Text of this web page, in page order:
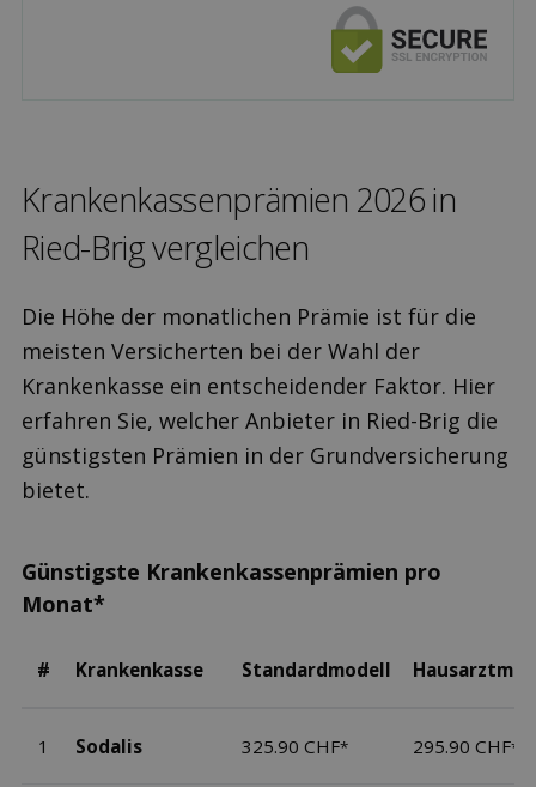
Kranken­kassen­prämien 2026 in
Ried-Brig ver­gleichen
Die Höhe der monatlichen Prämie ist für die
meisten Versicherten bei der Wahl der
Krankenkasse ein entscheidender Faktor. Hier
erfahren Sie, welcher Anbieter in Ried-Brig die
günstigsten Prämien in der Grundversicherung
bietet.
Günstigste Krankenkassenprämien pro
Monat*
# Krankenkasse Standardmodell
1 Sodalis 325.90 CHF* 295.90 CHF*